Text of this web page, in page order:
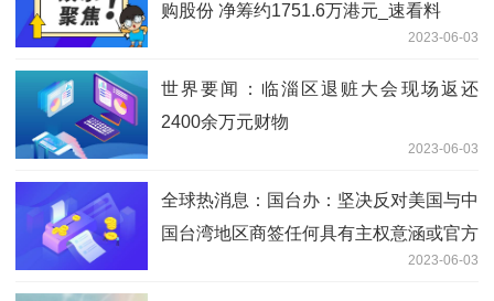
购股份 净筹约1751.6万港元_速看料
2023-06-03
世界要闻：临淄区退赃大会现场返还
2400余万元财物
2023-06-03
全球热消息：国台办：坚决反对美国与中
国台湾地区商签任何具有主权意涵或官方
2023-06-03